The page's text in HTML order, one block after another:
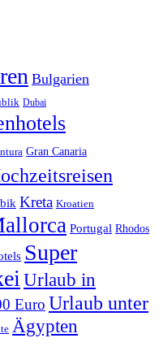
Bulgarien
Dubai
Gran Canaria
Kreta Kroatien
Portugal Rhodos
Super
Urlaub in
Euro Urlaub unter
Ägypten